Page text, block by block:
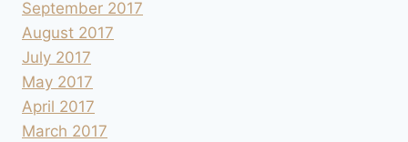
September 2017
August 2017
July 2017
May 2017
April 2017
March 2017